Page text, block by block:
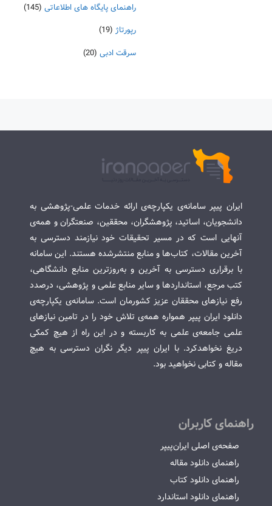
راهنمای پایگاه های اطلاعاتی (145)
رپورتاژ (19)
سرقت ادبی (20)
ایران پیپر سامانه‌ی یکپارچه‌ی ارائه خدمات علمی-پژوهشی به
دانشجویان، اساتید، پژوهشگران، محققین، صنعتگران و همه‌ی
آنهایی است که در مسیر تحقیقات خود نیازمند دسترسی به
آخرین مقالات، کتاب‌ها و منابع منتشرشده هستند. این سامانه
با برقراری دسترسی به آخرین و به‌روزترین منابع دانشگاهی،
کتب مرجع، استانداردها و سایر منابع علمی و پژوهشی، درصدد
رفع نیازهای محققان عزیز کشورمان است. سامانه‌ی یکپارچه‌ی
دانلود ایران پیپر همواره همه‌ی تلاش خود را در تامین نیازهای
علمی جامعه‌ی علمی به کاربسته و در این راه از هیچ کمکی
دریغ نخواهدکرد. با ایران پیپر دیگر نگران دسترسی به هیچ
مقاله و کتابی نخواهید بود.
راهنمای کاربران
صفحه‌ی اصلی ایران‌پیپر
راهنمای دانلود مقاله
راهنمای دانلود کتاب
راهنمای دانلود استاندارد